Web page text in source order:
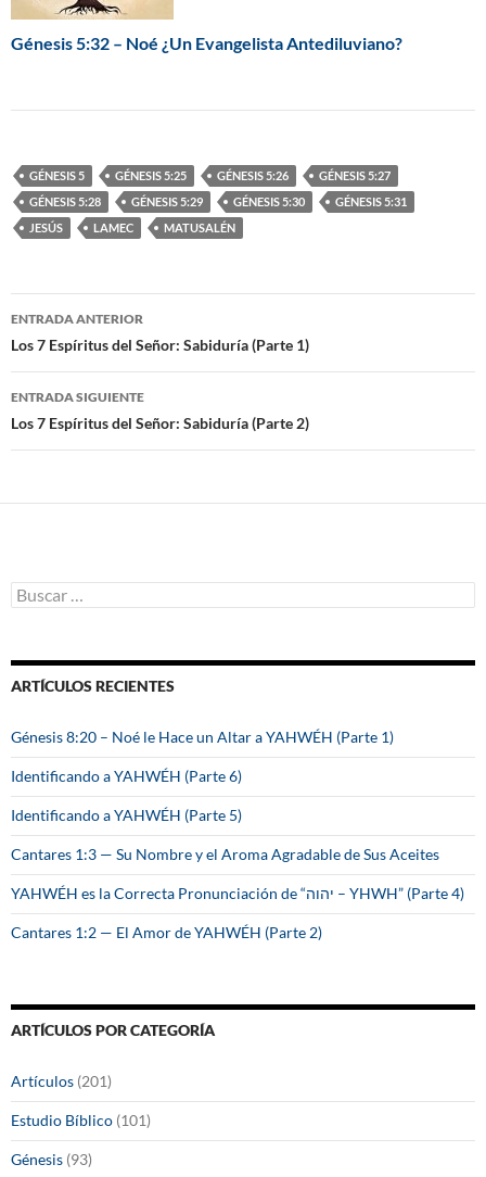
Génesis 5:32 – Noé ¿Un Evangelista Antediluviano?
GÉNESIS 5 GÉNESIS 5:25 GÉNESIS 5:26
GÉNESIS 5:27
GÉNESIS 5:28
GÉNESIS 5:29 GÉNESIS 5:30
GÉNESIS 5:31
JESÚS
LAMEC MATUSALÉN
Navegación
de
entradas
ENTRADA ANTERIOR
Los 7 Espíritus del Señor: Sabiduría (Parte 1)
ENTRADA SIGUIENTE
Los 7 Espíritus del Señor: Sabiduría (Parte 2)
B
u
a
r
ARTÍCULOS RECIENTES
Génesis 8:20 – Noé le Hace un Altar a YAHWÉH (Parte 1)
Identificando a YAHWÉH (Parte 6)
Identificando a YAHWÉH (Parte 5)
Cantares 1:3 — Su Nombre y el Aroma Agradable de Sus Aceites
YAHWÉH es la Correcta Pronunciación de “יהוה – YHWH” (Parte 4)
Cantares 1:2 — El Amor de YAHWÉH (Parte 2)
ARTÍCULOS POR CATEGORÍA
Artículos (201)
Estudio Bíblico (101)
Génesis (93)